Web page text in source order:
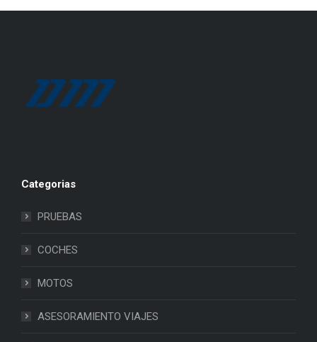
Categorias
PRUEBAS
COCHES
MOTOS
ASESORAMIENTO VIAJES